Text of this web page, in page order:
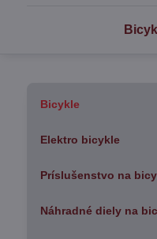
Bicykle
Elektro bicykle
Príslušenstvo na
Náhradné diely na